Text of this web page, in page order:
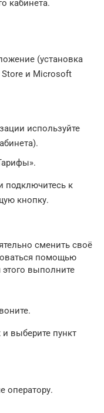
кабинета.
(установка
Store и Microsoft
используйте
подключитесь к
кнопку.
сменить своё
помощью
выполните
выберите пункт
оператору.